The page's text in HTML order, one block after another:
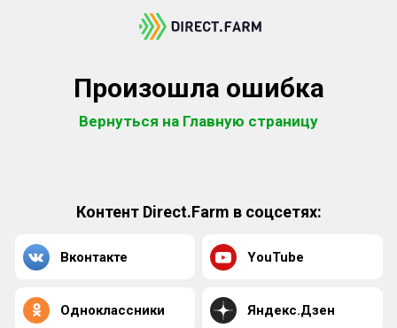
Произошла ошибка
Вернуться на Главную страницу
Контент Direct.Farm в соцсетях:
Вконтакте YouTube
Одноклассники Яндекс.Дзен